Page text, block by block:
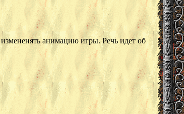
анимацию игры. Речь идет об